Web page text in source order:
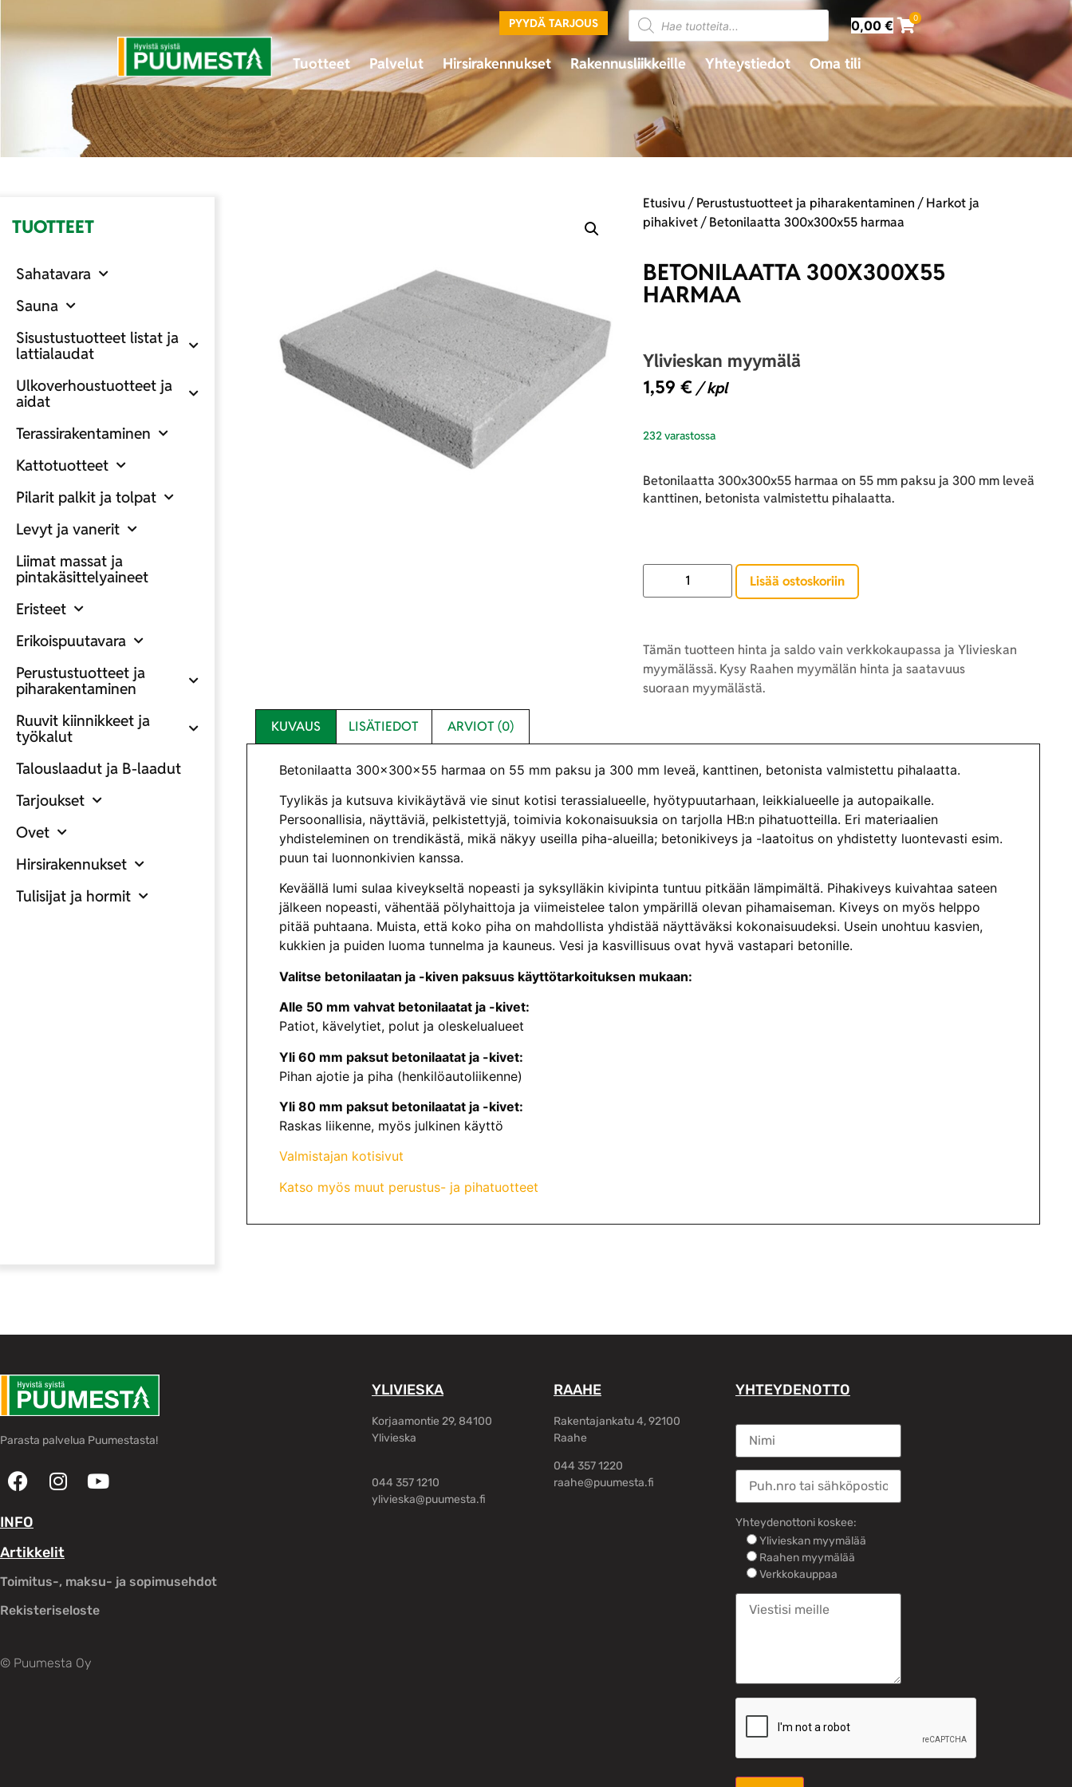
PYYDÄ TARJOUS 0,00€ 0
Tuotteet Palvelut Hirsirakennukset Rakennusliikkeille Yhteystiedot Oma tili
TUOTTEET
Sahatavara
Sauna
Sisustustuotteet listat ja
lattialaudat
Ulkoverhoustuotteet ja
aidat
Terassirakentaminen
Kattotuotteet
Pilarit palkit ja tolpat
Levyt ja vanerit
Liimat massat ja
pintakäsittelyaineet
Eristeet
Erikoispuutavara
Perustustuotteet ja
piharakentaminen
Ruuvit kiinnikkeet ja
työkalut
Talouslaadut ja B-laadut
Tarjoukset
Ovet
Hirsirakennukset
Tulisijat ja hormit
Etusivu/Perustustuotteet ja piharakentaminen /Harkot ja
pihakivet/ Betonilaatta 300x300x55 harmaa
BETONILAATTA 300X300X55
HARMAA
Ylivieskan myymälä
1,59€ / kpl
232 varastossa
Betonilaatta 300x300x55 harmaa on 55 mm paksu ja 300 mm leveä
kanttinen, betonista valmistettu pihalaatta.
Lisää ostoskoriin
Tämän tuotteen hinta ja saldo vain verkkokaupassa ja Ylivieskan
myymälässä. Kysy Raahen myymälän hinta ja saatavuus
suoraan myymälästä.
KUVAUS LISÄTIEDOT ARVIOT (0)
Betonilaatta 300x300x55 harmaa on 55 mm paksu ja 300 mm leveä, kanttinen, betonista valmistettu pihalaatta.
Tyylikäs ja kutsuva kivikäytävä vie sinut kotisi terassialueelle, hyötypuutarhaan, leikkialueelle ja autopaikalle.
Persoonallisia, näyttäviä, pelkistettyjä, toimivia kokonaisuuksia on tarjolla HB:n pihatuotteilla. Eri materiaalien
yhdisteleminen on trendikästä, mikä näkyy useilla piha-alueilla; betonikiveys ja -laatoitus on yhdistetty luontevasti esim.
puun tai luonnonkivien kanssa.
Keväällä lumi sulaa kiveykseltä nopeasti ja syksylläkin kivipinta tuntuu pitkään lämpimältä. Pihakiveys kuivahtaa sateen
jälkeen nopeasti, vähentää pölyhaittoja ja viimeistelee talon ympärillä olevan pihamaiseman. Kiveys on myös helppo
pitää puhtaana. Muista, että koko piha on mahdollista yhdistää näyttäväksi kokonaisuudeksi. Usein unohtuu kasvien,
kukkien ja puiden luoma tunnelma ja kauneus. Vesi ja kasvillisuus ovat hyvä vastapari betonille.
Valitse betonilaatan ja -kiven paksuus käyttötarkoituksen mukaan:
Alle 50 mm vahvat betonilaatat ja -kivet:
Patiot, kävelytiet, polut ja oleskelualueet
Yli 60 mm paksut betonilaatat ja -kivet:
Pihan ajotie ja piha (henkilöautoliikenne)
Yli 80 mm paksut betonilaatat ja -kivet:
Raskas liikenne, myös julkinen käyttö
Valmistajan kotisivut
Katso myös muut perustus- ja pihatuotteet
Parasta palvelua Puumestasta!
INFO
Artikkelit
Toimitus-, maksu- ja sopimusehdot
Rekisteriseloste
© Puumesta Oy
YLIVIESKA
Korjaamontie 29, 84100
Ylivieska
044 357 1210
ylivieska@puumesta.fi
RAAHE
Rakentajankatu 4, 92100
Raahe
044 357 1220
raahe@puumesta.fi
YHTEYDENOTTO
Yhteydenottoni koskee:
Ylivieskan myymälää
Raahen myymälää
Verkkokauppaa